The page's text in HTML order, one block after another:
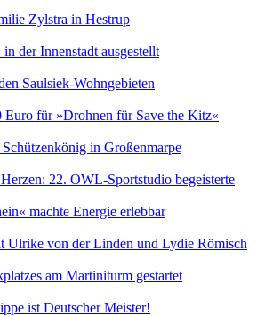
Zylstra in Hestrup
der Innenstadt ausgestellt
Saulsiek-Wohngebieten
für »Drohnen für Save the Kitz«
in Großenmarpe
22. OWL-Sportstudio begeisterte
machte Energie erlebbar
Ulrike von der Linden und Lydie Römisch
am Martiniturm gestartet
ist Deutscher Meister!